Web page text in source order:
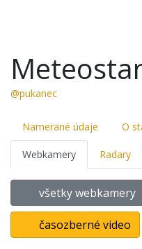
@pukanec
Namerané údaje O
Webkamery Radary
všetky webkamery
časozberné video